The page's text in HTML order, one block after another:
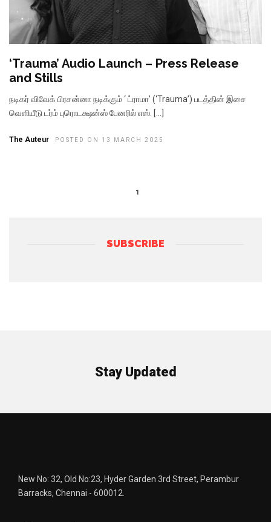
‘Trauma’ Audio Launch – Press Release
and Stills
நடிகர் விவேக் பிரசன்னா நடிக்கும் ‘ ட்ராமா’ (‘Trauma’) படத்தின் இசை
வெளியீடு டர்ம் புரொடக்ஷன்ஸ் பேனரில் எஸ். […]
The Auteur POSTED ON 13 MARCH 2025
1
SUBSCRIBE
Stay Updated
New No: 32, Old No:23, Hyder Garden 3rd Street, Perambur
Barracks, Chennai - 600012.